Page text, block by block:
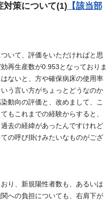
対策について(1) 【該当部
いて、評価をいただければと思
再生産数が0.953となっておりま
ないと、方や確保病床の使用率
う言い方がちょっとどうなのか
動向の評価と、改めまして、こ
もこれまでの経験からすると、
去の経緯があったんですけれど
の呼び掛けみたいなものがござ
り、新規陽性者数も、あるいは
への負担についても、右肩下が